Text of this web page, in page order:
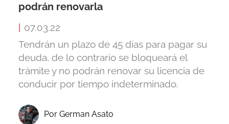
podrán renovarla
07.03.22
Tendrán un plazo de 45 días para pagar su
deuda, de lo contrario se bloqueará el
trámite y no podrán renovar su licencia de
conducir por tiempo indeterminado.
Por German Asato